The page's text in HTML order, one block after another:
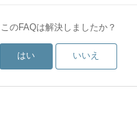
このFAQは解決しましたか？
はい いいえ